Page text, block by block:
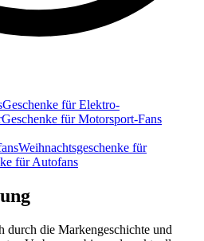
Geschenke für Elektro-
Geschenke für Motorsport-Fans
Weihnachtsgeschenke für
für Autofans
durch die Markengeschichte und